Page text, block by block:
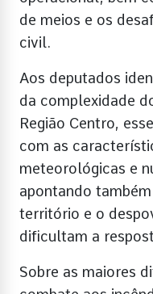
de meios e os
civil.
Aos deputados
da complexidade
Região Centro,
com as
meteorológicas e
apontando
território e o
dificultam a
Sobre as maiores